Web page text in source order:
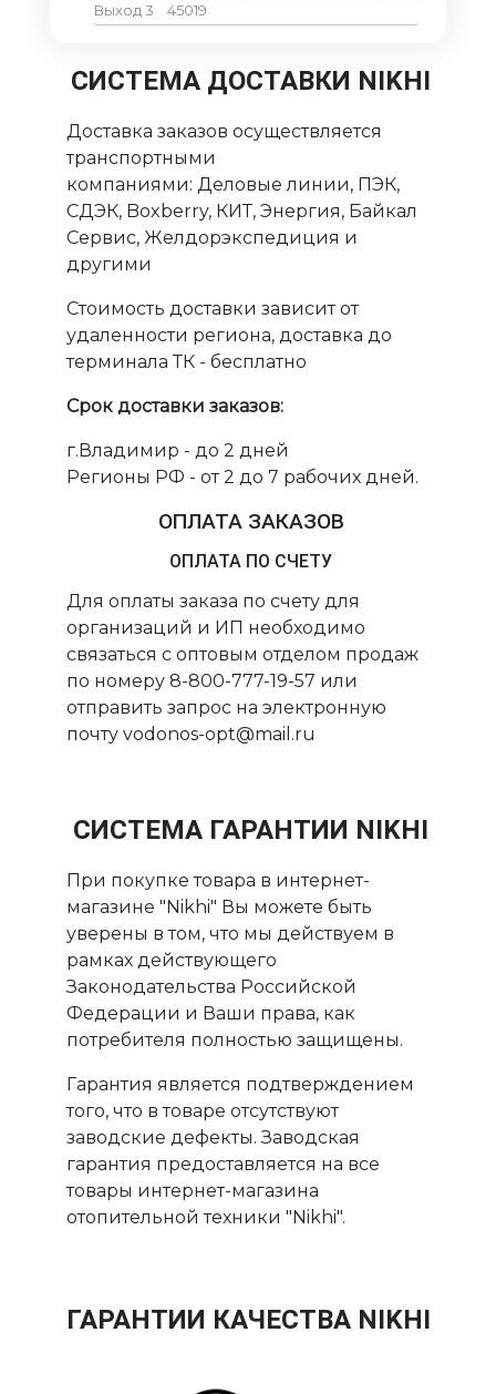
Выход 3
45019
СИСТЕМА ДОСТАВКИ NIKHI
Доставка заказов осуществляется
транспортными
компаниями: Деловые линии, ПЭК,
СДЭК, Boxberry, КИТ, Энергия, Байкал
Сервис, Желдорэкспедиция и
другими
Стоимость доставки зависит от
удаленности региона, доставка до
терминала ТК - бесплатно
Срок доставки заказов:
г.Владимир - до 2 дней
Регионы РФ - от 2 до 7 рабочих дней.
ОПЛАТА ЗАКАЗОВ
ОПЛАТА ПО СЧЕТУ
Для оплаты заказа по счету для
организаций и ИП необходимо
связаться с оптовым отделом продаж
по номеру 8-800-777-19-57 или
отправить запрос на электронную
почту vodonos-opt@mail.ru
СИСТЕМА ГАРАНТИИ NIKHI
При покупке товара в интернет-
магазине "Nikhi" Вы можете быть
уверены в том, что мы действуем в
рамках действующего
Законодательства Российской
Федерации и Ваши права, как
потребителя полностью защищены.
Гарантия является подтверждением
того, что в товаре отсутствуют
заводские дефекты. Заводская
гарантия предоставляется на все
товары интернет-магазина
отопительной техники "Nikhi".
ГАРАНТИИ КАЧЕСТВА NIKHI